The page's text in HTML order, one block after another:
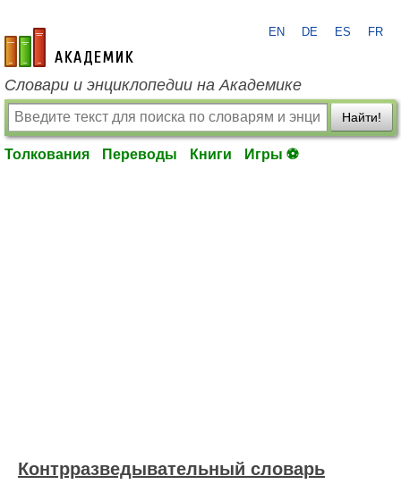
academic.ru
EN DE ES FR
Словари и энциклопедии на Академике
Найти!
Толкования Переводы Книги Игры ⚽
Контрразведывательный словарь